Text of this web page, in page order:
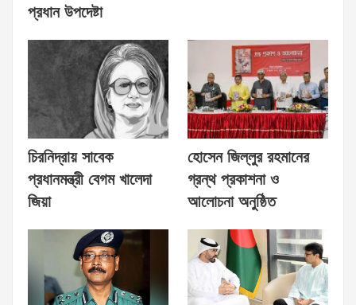
প্রধান উপদেষ্টা
চিরনিদ্রায় সাবেক
প্রধানমন্ত্রী বেগম খালেদা
জিয়া
হোসেন জিল্লুর রহমানের
গ্রন্থ প্রকাশনা ও
আলোচনা অনুষ্ঠিত